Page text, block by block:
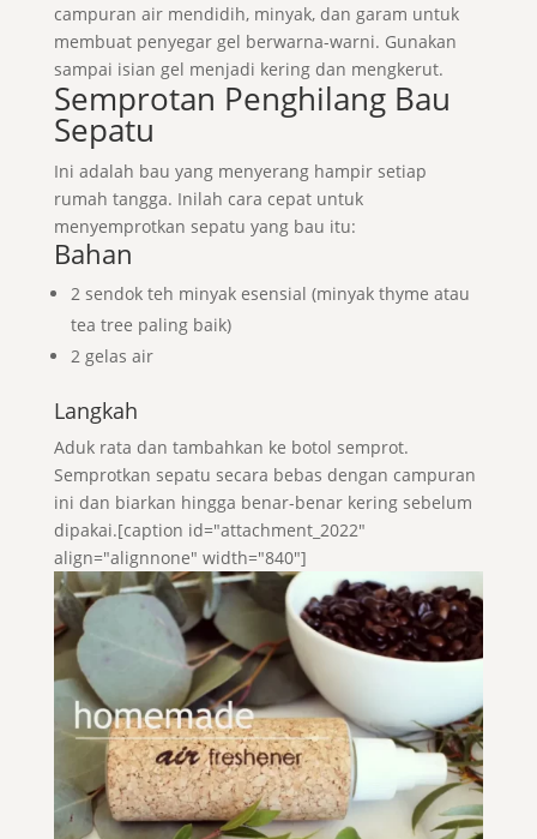
campuran air mendidih, minyak, dan garam untuk
membuat penyegar gel berwarna-warni. Gunakan
sampai isian gel menjadi kering dan mengkerut.
Semprotan Penghilang Bau
Sepatu
Ini adalah bau yang menyerang hampir setiap
rumah tangga. Inilah cara cepat untuk
menyemprotkan sepatu yang bau itu:
Bahan
2 sendok teh minyak esensial (minyak thyme atau
tea tree paling baik)
2 gelas air
Langkah
Aduk rata dan tambahkan ke botol semprot.
Semprotkan sepatu secara bebas dengan campuran
ini dan biarkan hingga benar-benar kering sebelum
dipakai.[caption id="attachment_2022"
align="alignnone" width="840"]